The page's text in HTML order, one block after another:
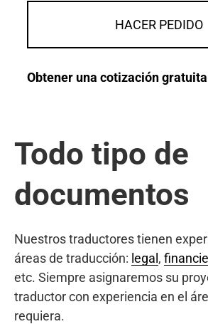
HACER PEDIDO
Obtener una cotización gratuita
Todo tipo de
documentos
Nuestros traductores tienen
áreas de traducción: legal ,
etc. Siempre asignaremos su
traductor con experiencia en el
requiera.